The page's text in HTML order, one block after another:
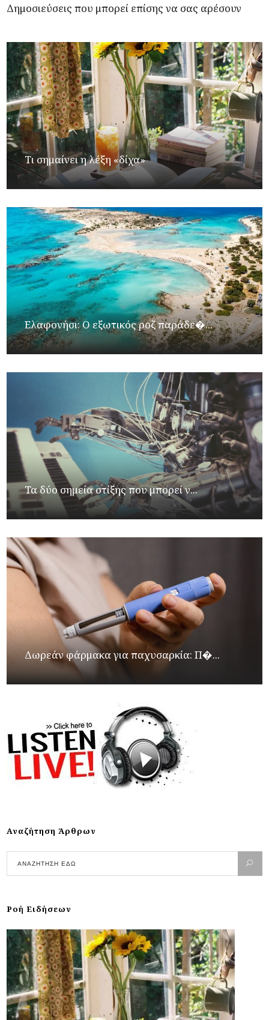
Δημοσιεύσεις που μπορεί επίσης να σας αρέσουν
Τι σημαίνει η λέξη «δίχα»
Ελαφονήσι: Ο εξωτικός ροζ παράδε�...
Τα δύο σημεία στίξης που μπορεί ν...
Δωρεάν φάρμακα για παχυσαρκία: Π�...
Αναζήτηση Άρθρων
Ροή Ειδήσεων